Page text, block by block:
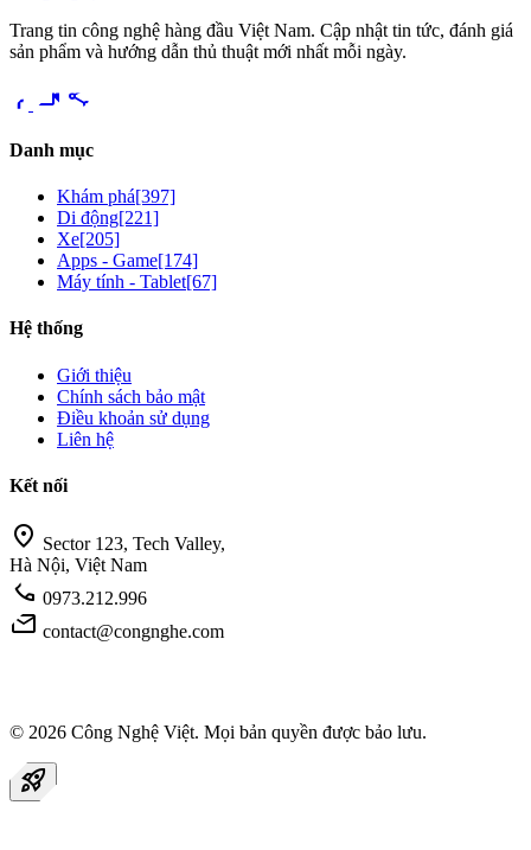
Trang tin công nghệ hàng đầu Việt Nam. Cập nhật tin tức, đánh giá
sản phẩm và hướng dẫn thủ thuật mới nhất mỗi ngày.
videocam share
Danh mục
Khám phá[397]
Di động[221]
Xe[205]
Apps - Game[174]
Máy tính - Tablet[67]
Hệ thống
Giới thiệu
Chính sách bảo mật
Điều khoản sử dụng
Liên hệ
Kết nối
location_on Sector 123, Tech Valley,
Hà Nội, Việt Nam
call 0973.212.996
mail contact@congnghe.com
© 2026 Công Nghệ Việt. Mọi bản quyền được bảo lưu.
rocket_launch